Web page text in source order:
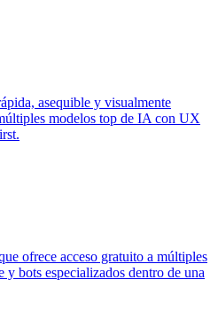
asequible y visualmente
modelos top de IA con UX
ofrece acceso gratuito a múltiples
y bots especializados dentro de una